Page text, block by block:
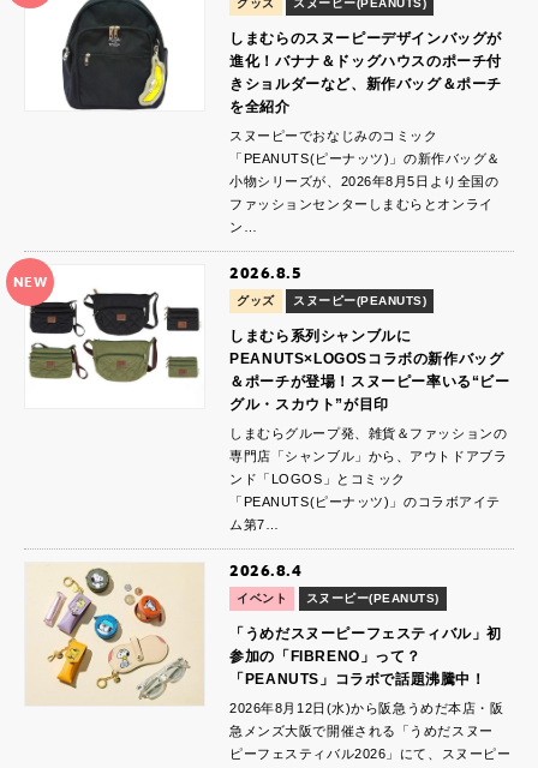
グッズ スヌーピー(PEANUTS)
しまむらのスヌーピーデザインバッグが
進化！バナナ＆ドッグハウスのポーチ付
きショルダーなど、新作バッグ＆ポーチ
を全紹介
スヌーピーでおなじみのコミック
「PEANUTS(ピーナッツ)」の新作バッグ＆
小物シリーズが、2026年8月5日より全国の
ファッションセンターしまむらとオンライ
ン…
NEW 2026.8.5
グッズ スヌーピー(PEANUTS)
しまむら系列シャンブルに
PEANUTS×LOGOSコラボの新作バッグ
＆ポーチが登場！スヌーピー率いる“ビー
グル・スカウト”が目印
しまむらグループ発、雑貨＆ファッションの
専門店「シャンブル」から、アウトドアブラ
ンド「LOGOS」とコミック
「PEANUTS(ピーナッツ)」のコラボアイテ
ム第7…
2026.8.4
イベント スヌーピー(PEANUTS)
「うめだスヌーピーフェスティバル」初
参加の「FIBRENO」って？
「PEANUTS」コラボで話題沸騰中！
2026年8月12日(水)から阪急うめだ本店・阪
急メンズ大阪で開催される「うめだスヌー
ピーフェスティバル2026」にて、スヌーピー